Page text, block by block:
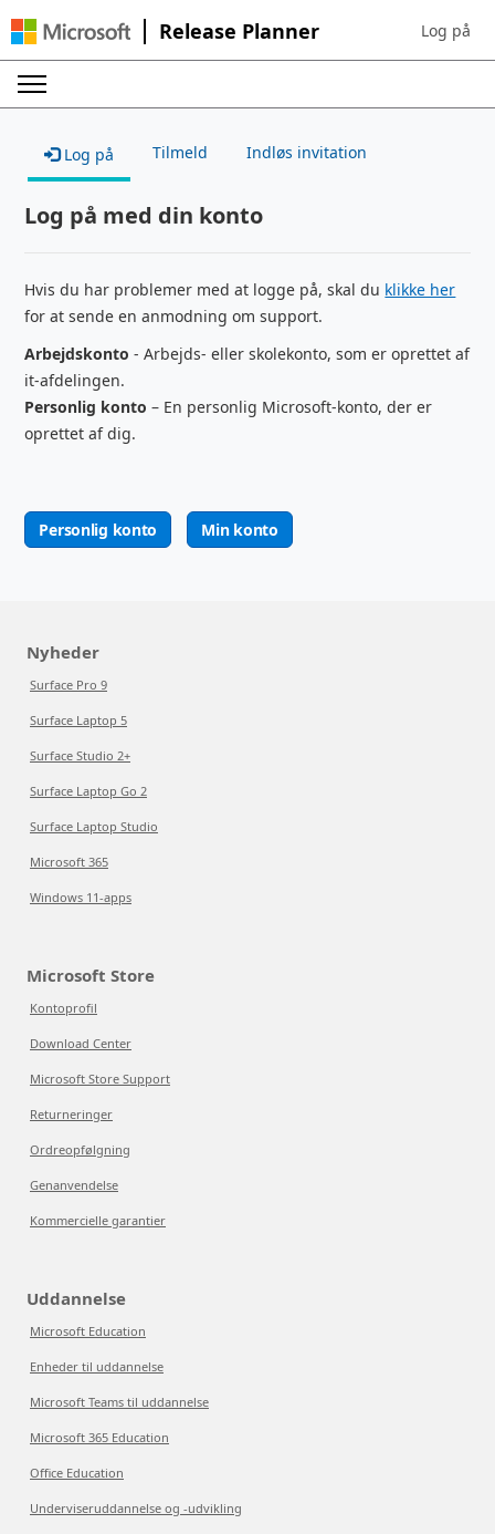
Release Planner Sign in to
Log på
Log på Tilmeld Indløs invitation
Log på med din konto
Hvis du har problemer med at logge på, skal du klikke her
for at sende en anmodning om support.
Arbejdskonto - Arbejds- eller skolekonto, som er oprettet af
it-afdelingen.
Personlig konto – En personlig Microsoft-konto, der er
oprettet af dig.
Personlig konto Min konto
Nyheder
Surface Pro 9
Surface Laptop 5
Surface Studio 2+
Surface Laptop Go 2
Surface Laptop Studio
Microsoft 365
Windows 11-apps
Microsoft Store
Kontoprofil
Download Center
Microsoft Store Support
Returneringer
Ordreopfølgning
Genanvendelse
Kommercielle garantier
Uddannelse
Microsoft Education
Enheder til uddannelse
Microsoft Teams til uddannelse
Microsoft 365 Education
Office Education
Underviseruddannelse og -udvikling